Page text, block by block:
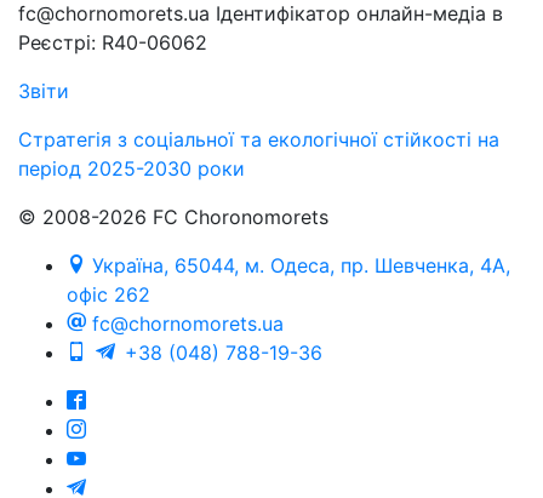
fc@chornomorets.ua Ідентифікатор онлайн-медіа в
Реєстрі: R40-06062
Звіти
Стратегія з соціальної та екологічної стійкості на
період 2025-2030 роки
© 2008-2026 FC Choronomorets
Україна, 65044, м. Одеса, пр. Шевченка, 4А,
офіс 262
fc@chornomorets.ua
+38 (048) 788-19-36